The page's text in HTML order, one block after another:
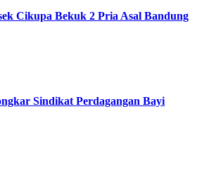
Cikupa Bekuk 2 Pria Asal Bandung
Sindikat Perdagangan Bayi